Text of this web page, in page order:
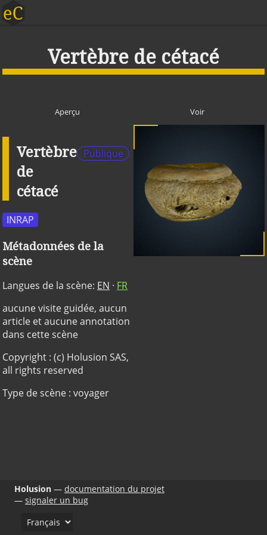
Vertèbre de cétacé
Aperçu Voir
Vertèbre
de
cétacé
Publique
INRAP
Métadonnées de la
scène
Langues de la scène: EN · FR
aucune visite guidée, aucun
article et aucune annotation
dans cette scène
Copyright : (c) Holusion SAS,
all rights reserved
Type de scène : voyager
Holusion
documentation du projet
signaler un bug